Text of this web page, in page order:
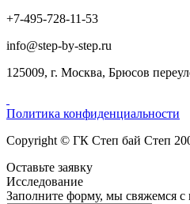
+7-495-728-11-53
info@step-by-step.ru
125009, г. Москва, Брюсов
Политика конфиденциальности
Copyright © ГК Степ бай Степ
Оставьте заявку
Исследование
Заполните форму, мы свяжемся